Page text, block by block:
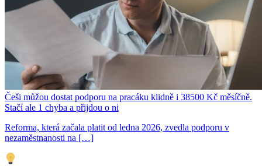
Češi můžou dostat podporu na pracáku klidně i 38500 Kč měsíčně.
Stačí ale 1 chyba a přijdou o ni
Reforma, která začala platit od ledna 2026, zvedla podporu v
nezaměstnanosti na […]